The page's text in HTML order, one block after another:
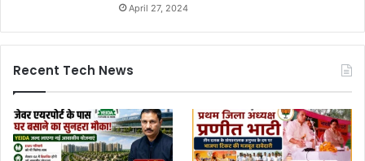
April 27, 2024
Recent Tech News